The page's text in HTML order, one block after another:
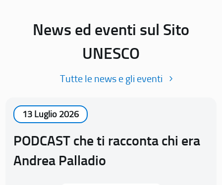
News ed eventi sul Sito
UNESCO
Tutte le news e gli eventi
13 Luglio 2026
PODCAST che ti racconta chi era
Andrea Palladio